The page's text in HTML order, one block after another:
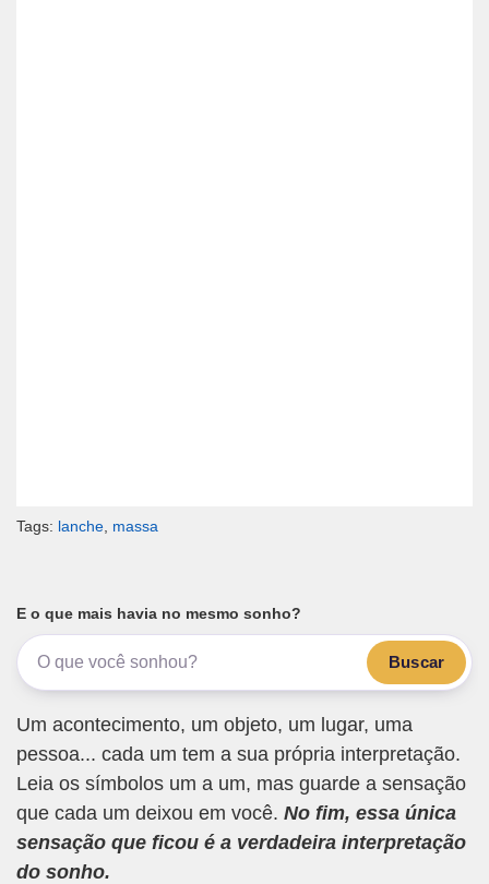
Tags: lanche massa
E o que mais havia no mesmo sonho?
Buscar
Um acontecimento, um objeto, um lugar, uma
pessoa... cada um tem a sua própria interpretação.
Leia os símbolos um a um, mas guarde a sensação
que cada um deixou em você. No fim, essa única
sensação que ficou é a verdadeira interpretação
do sonho.